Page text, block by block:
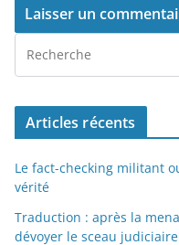
Articles récents
Le fact-checking militant
vérité
Traduction : après la
dévoyer le sceau